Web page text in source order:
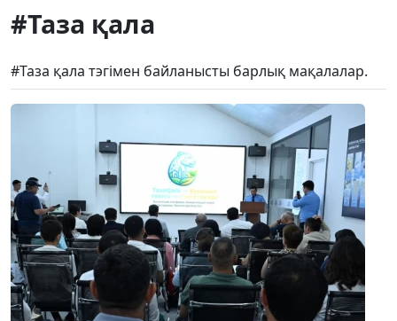
#Таза қала
#Таза қала тэгімен байланысты барлық мақалалар.